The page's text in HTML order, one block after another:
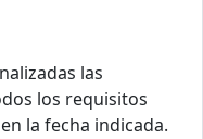
las
los requisitos
la fecha indicada.